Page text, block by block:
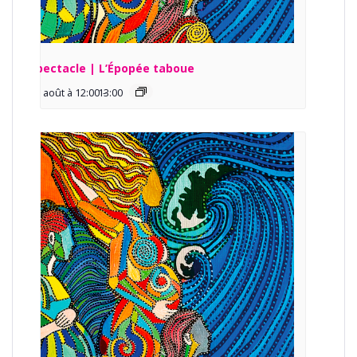
Spectacle | L’Épopée taboue
13 août à 12:00 -
13:00